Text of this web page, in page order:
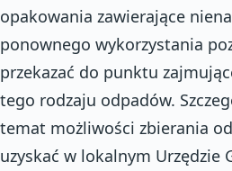
opakowania zawierające
ponownego wykorzystania
przekazać do punktu
tego rodzaju odpadów.
temat możliwości zbierania
uzyskać w lokalnym Urzędzie